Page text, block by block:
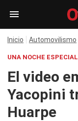
Inicio Automovilismo
UNA NOCHE ESPECIAL
El video
Yacopini
Huarpe